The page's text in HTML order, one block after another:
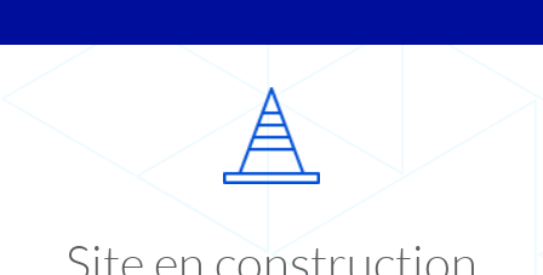
Site en construction